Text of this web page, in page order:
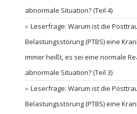
abnormale Situation? (Teil 4)
Leserfrage: Warum ist die
Belastungsstörung (PTBS) eine
immer heißt, es sei eine normale
abnormale Situation? (Teil 3)
Leserfrage: Warum ist die
Belastungsstörung (PTBS) eine